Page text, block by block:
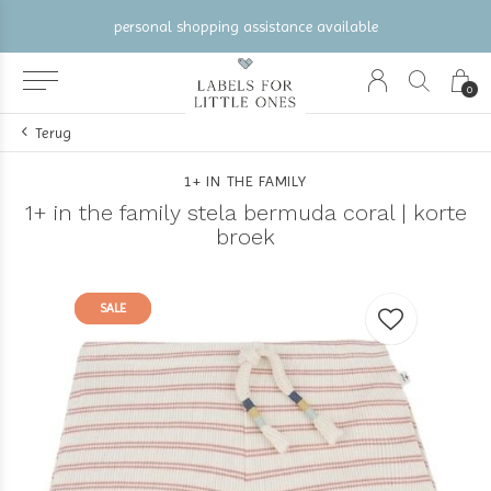
0
personal shopping assistance available
Terug
1+ IN THE FAMILY
1+ in the family stela bermuda coral | korte
broek
SALE
SALE